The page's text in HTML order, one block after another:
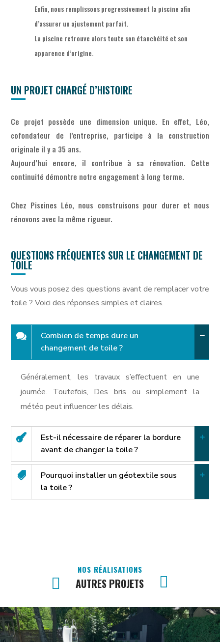
Enfin, nous remplissons progressivement la piscine afin
d’assurer un ajustement parfait.
La piscine retrouve alors toute son étanchéité et son
apparence d’origine.
UN PROJET CHARGÉ D’HISTOIRE
Ce projet possède une dimension unique. En effet, Léo,
cofondateur de l’entreprise, participe à la construction
originale il y a 35 ans.
Aujourd’hui encore, il contribue à sa rénovation. Cette
continuité démontre notre engagement à long terme.
Chez Piscines Léo, nous construisons pour durer et nous
rénovons avec la même rigueur.
QUESTIONS FRÉQUENTES SUR LE CHANGEMENT DE
TOILE
Vous vous posez des questions avant de remplacer votre
toile ? Voici des réponses simples et claires.
Combien de temps dure un
changement de toile ?
Généralement, les travaux s’effectuent en une
journée. Toutefois, Des bris ou simplement la
météo peut influencer les délais.
Est-il nécessaire de réparer la bordure
avant de changer la toile ?
Pourquoi installer un géotextile sous
la toile ?
NOS RÉALISATIONS
AUTRES PROJETS